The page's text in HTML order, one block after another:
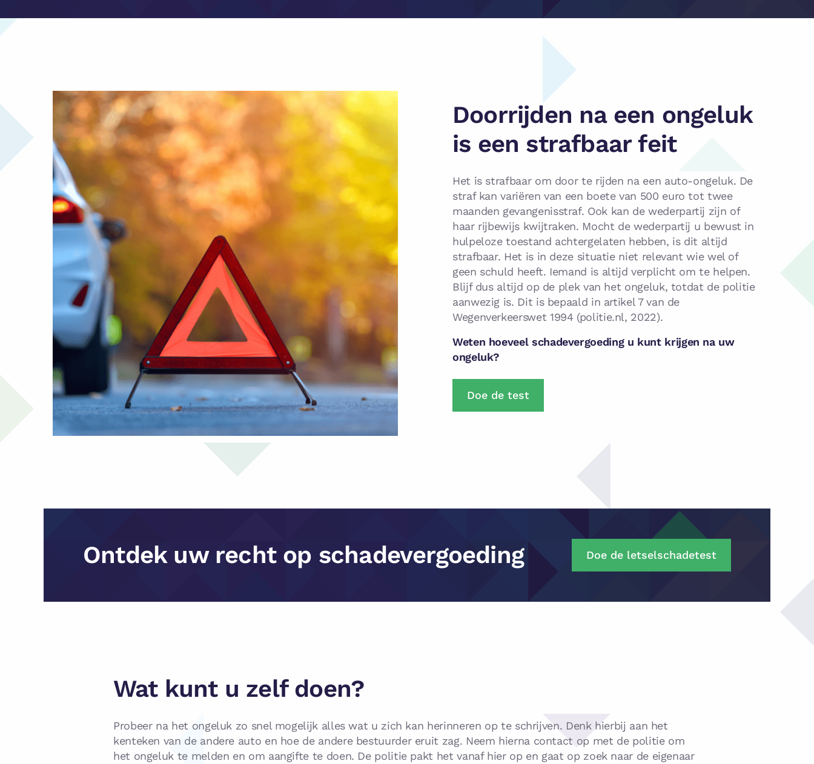
Doorrijden na een ongeluk
is een strafbaar feit
Het is strafbaar om door te rijden na een auto-ongeluk. De
straf kan variëren van een boete van 500 euro tot twee
maanden gevangenisstraf. Ook kan de wederpartij zijn of
haar rijbewijs kwijtraken. Mocht de wederpartij u bewust in
hulpeloze toestand achtergelaten hebben, is dit altijd
strafbaar. Het is in deze situatie niet relevant wie wel of
geen schuld heeft. Iemand is altijd verplicht om te helpen.
Blijf dus altijd op de plek van het ongeluk, totdat de politie
aanwezig is. Dit is bepaald in artikel 7 van de
Wegenverkeerswet 1994 (politie.nl, 2022).
Weten hoeveel schadevergoeding u kunt krijgen na uw
ongeluk?
Doe de test
Ontdek uw recht op schadevergoeding Doe de letselschadetest
Wat kunt u zelf doen?
Probeer na het ongeluk zo snel mogelijk alles wat u zich kan herinneren op te schrijven. Denk hierbij aan het
kenteken van de andere auto en hoe de andere bestuurder eruit zag. Neem hierna contact op met de politie om
het ongeluk te melden en om aangifte te doen. De politie pakt het vanaf hier op en gaat op zoek naar de eigenaar